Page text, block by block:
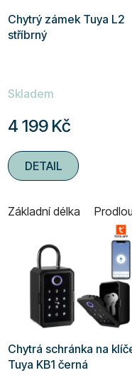
r
o
k
t
ů
Chytrý zámek Tuya L2
stříbrný
Skladem
4 199 Kč
DETAIL
Základní délka
Chytrá schránka na
Tuya KB1 černá